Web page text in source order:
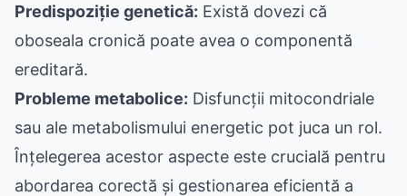
Predispoziție genetică: Există dovezi că
oboseala cronică poate avea o componentă
ereditară.
Probleme metabolice: Disfuncții mitocondriale
sau ale metabolismului energetic pot juca un rol.
Înțelegerea acestor aspecte este crucială pentru
abordarea corectă și gestionarea eficientă a